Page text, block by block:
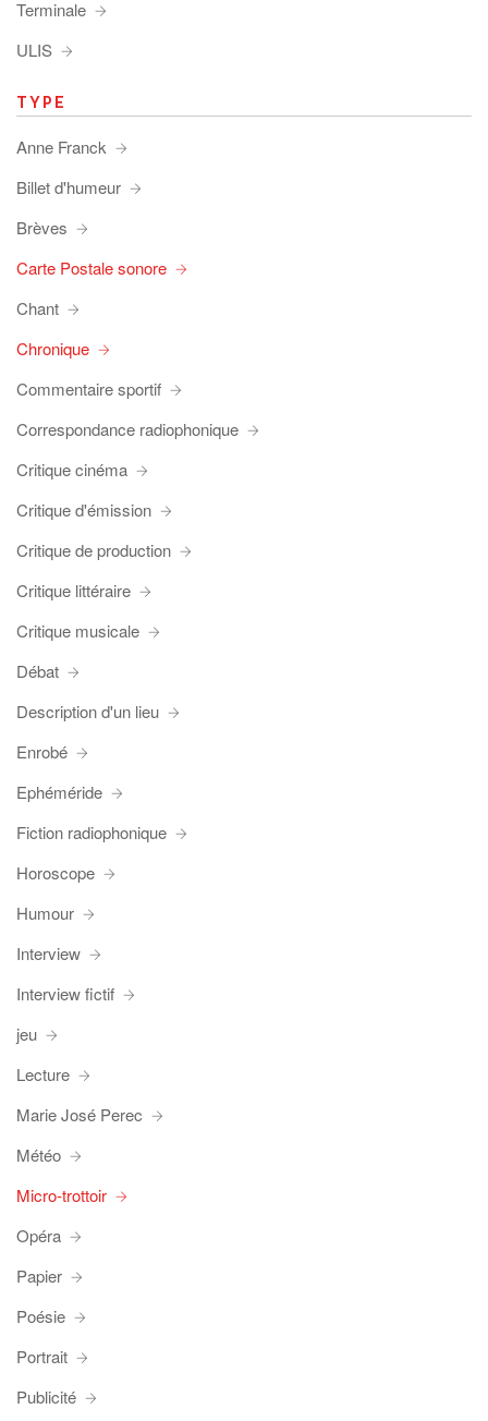
Terminale
ULIS
TYPE
Anne Franck
Billet d'humeur
Brèves
Carte Postale sonore
Chant
Chronique
Commentaire sportif
Correspondance radiophonique
Critique cinéma
Critique d'émission
Critique de production
Critique littéraire
Critique musicale
Débat
Description d'un lieu
Enrobé
Ephéméride
Fiction radiophonique
Horoscope
Humour
Interview
Interview fictif
jeu
Lecture
Marie José Perec
Météo
Micro-trottoir
Opéra
Papier
Poésie
Portrait
Publicité